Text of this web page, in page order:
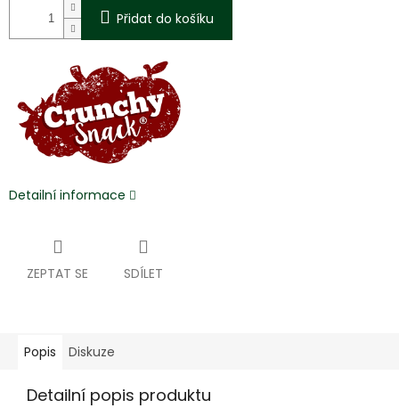
Přidat do košíku
Detailní informace
ZEPTAT SE SDÍLET
Popis Diskuze
Detailní popis produktu